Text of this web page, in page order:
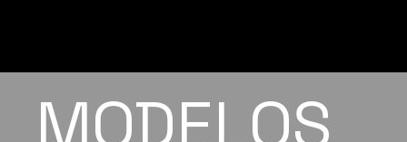
MODELOS